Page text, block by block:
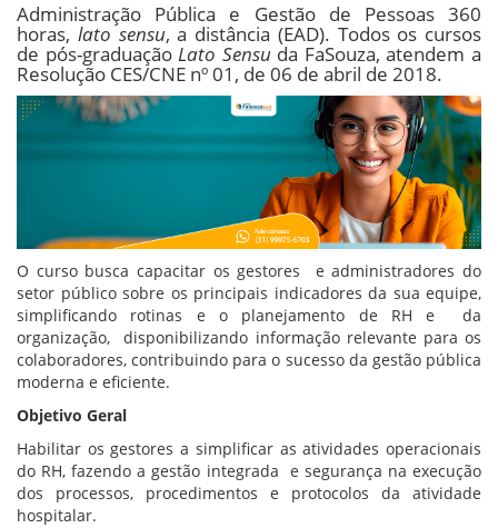
Administração Pública e Gestão de Pessoas 360
horas, lato sensu, a distância (EAD). Todos os cursos
de pós-graduaçãoLato Sensuda FaSouza, atendem a
Resolução CES/CNE nº 01, de 06 de abril de 2018.
O curso busca capacitar os gestores e administradores do
setor público sobre os principais indicadores da sua equipe,
simplificando rotinas e o planejamento de RH e da
organização, disponibilizando informação relevante para os
colaboradores, contribuindo para o sucesso da gestão pública
moderna e eficiente.
Objetivo Geral
Habilitar os gestores a simplificar as atividades operacionais
do RH, fazendo a gestão integrada e segurança na execução
dos processos, procedimentos e protocolos da atividade
hospitalar.